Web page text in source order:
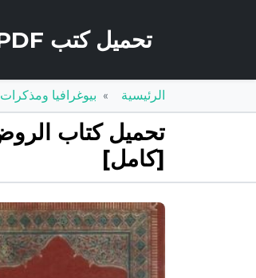
تحميل كتب PDF مجانا – كتب كو
الرئيسية بيوغرافيا ومذكرات
[كامل]